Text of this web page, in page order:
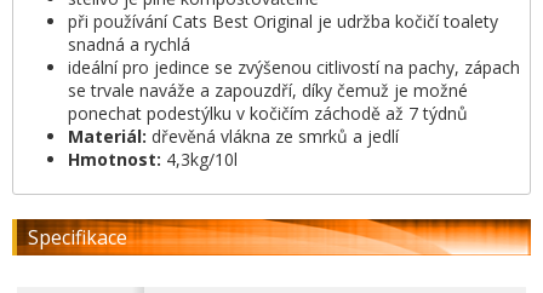
při používání Cats Best Original je udržba kočičí toalety
snadná a rychlá
ideální pro jedince se zvýšenou citlivostí na pachy, zápach
se trvale naváže a zapouzdří, díky čemuž je možné
ponechat podestýlku v kočičím záchodě až 7 týdnů
Materiál: dřevěná vlákna ze smrků a jedlí
Hmotnost: 4,3kg/10l
Specifikace